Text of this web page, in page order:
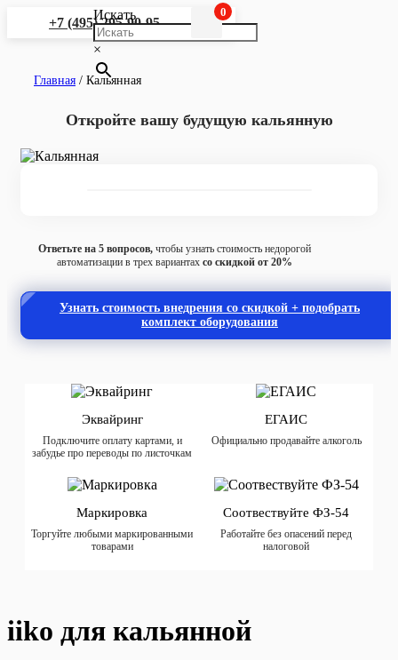
+7 (495) 295-90-95
Искать
×
0
Главная / Кальянная
Откройте вашу будущую кальянную
Ответьте на 5 вопросов,чтобы узнать стоимость недорогой
автоматизации в трех вариантах со скидкой от 20%
Узнать стоимость внедрения со скидкой + подобрать
комплект оборудования
Эквайринг
Подключите оплату картами, и
забудье про переводы по листочкам
ЕГАИС
Официально продавайте алкоголь
Маркировка
Торгуйте любыми маркированными
товарами
Соотвествуйте ФЗ-54
Работайте без опасений перед
налоговой
iiko для кальянной